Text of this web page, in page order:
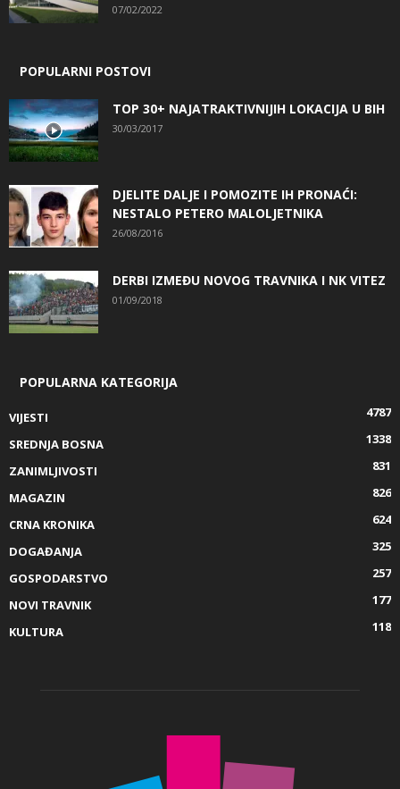
07/02/2022
POPULARNI POSTOVI
TOP 30+ NAJATRAKTIVNIJIH LOKACIJA U BIH
30/03/2017
DJELITE DALJE I POMOZITE IH PRONAĆI:
NESTALO PETERO MALOLJETNIKA
26/08/2016
DERBI IZMEĐU NOVOG TRAVNIKA I NK VITEZ
01/09/2018
POPULARNA KATEGORIJA
VIJESTI
4787
SREDNJA BOSNA
1338
ZANIMLJIVOSTI
831
MAGAZIN
826
CRNA KRONIKA
624
DOGAĐANJA
325
GOSPODARSTVO
257
NOVI TRAVNIK
177
KULTURA
118